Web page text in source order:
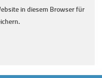
in diesem Browser für